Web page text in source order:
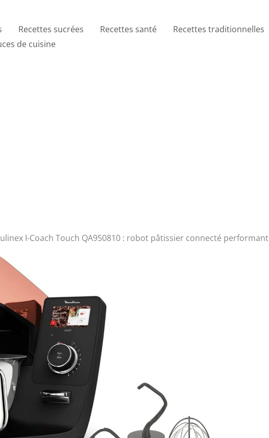
Recettes sucrées Recettes santé Recettes traditionnelles
de cuisine
I-Coach Touch QA950810 : robot pâtissier connecté performant